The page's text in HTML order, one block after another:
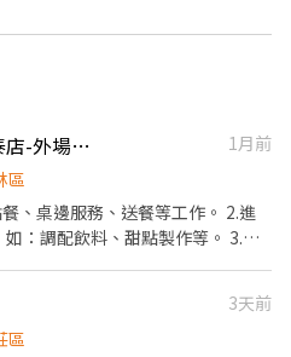
👍 【北村豆腐家】樹林秀泰店-外場計時
1月前
區
、桌邊服務、送餐等工作。 2.進
：調配飲料、甜點製作等。 3.於
3天前
區